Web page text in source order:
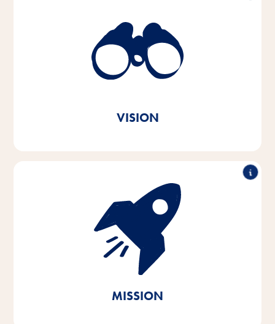
VISION
l'animal et nous voulons améliorer chaque jour la
cohabitation. Dans chaque foyer pour animaux et
partout dans le monde.
Vitakraft. Par amour.
MISSION
Avec passion et empathie pour les besoins des
animaux de compagnie et de leurs propriétaires,
nous développons, produisons et distribuons des
produits innovants, de haute qualité et adaptés aux
besoins. En agissant de manière durable, nous
apportons notre contribution à la préservation des